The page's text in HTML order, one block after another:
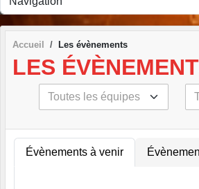
Accueil Les évènements
LES
Évènements à venir